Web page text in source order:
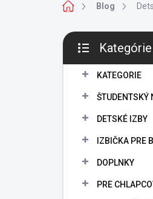
DomovBlog
B
č
kategórie
Kategórie
KATEGORIE
ŠTUDENTSKÝ
DETSKÉ IZBY
IZBIČKA PRE
DOPLNKY
PRE